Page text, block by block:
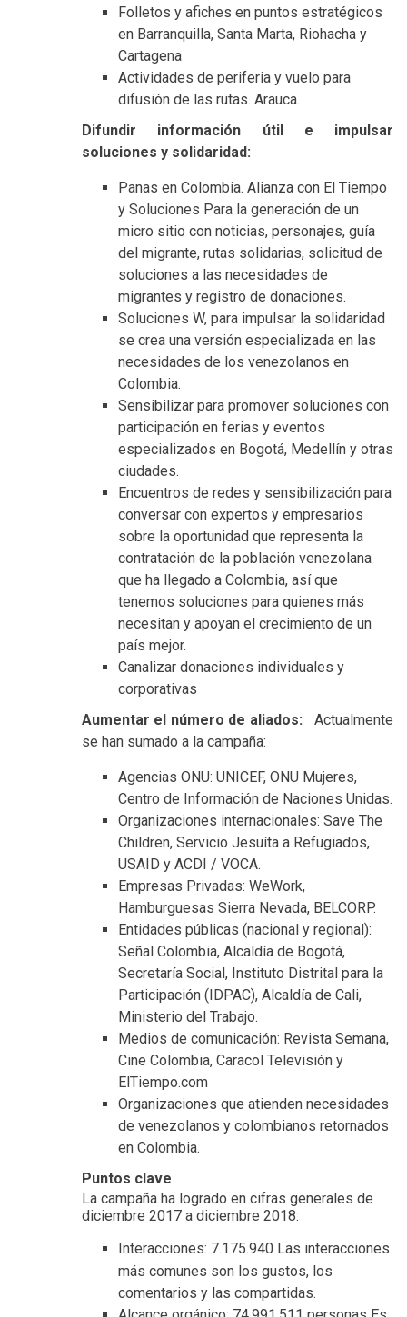
Folletos y afiches en puntos estratégicos
en Barranquilla, Santa Marta, Riohacha y
Cartagena
Actividades de periferia y vuelo para
difusión de las rutas. Arauca.
Difundir información útil e impulsar
soluciones y solidaridad:
Panas en Colombia. Alianza con El Tiempo
y Soluciones Para la generación de un
micro sitio con noticias, personajes, guía
del migrante, rutas solidarias, solicitud de
soluciones a las necesidades de
migrantes y registro de donaciones.
Soluciones W, para impulsar la solidaridad
se crea una versión especializada en las
necesidades de los venezolanos en
Colombia.
Sensibilizar para promover soluciones con
participación en ferias y eventos
especializados en Bogotá, Medellín y otras
ciudades.
Encuentros de redes y sensibilización para
conversar con expertos y empresarios
sobre la oportunidad que representa la
contratación de la población venezolana
que ha llegado a Colombia, así que
tenemos soluciones para quienes más
necesitan y apoyan el crecimiento de un
país mejor.
Canalizar donaciones individuales y
corporativas
Aumentar el número de aliados: Actualmente
se han sumado a la campaña:
Agencias ONU: UNICEF, ONU Mujeres,
Centro de Información de Naciones Unidas.
Organizaciones internacionales: Save The
Children, Servicio Jesuíta a Refugiados,
USAID y ACDI / VOCA.
Empresas Privadas: WeWork,
Hamburguesas Sierra Nevada, BELCORP.
Entidades públicas (nacional y regional):
Señal Colombia, Alcaldía de Bogotá,
Secretaría Social, Instituto Distrital para la
Participación (IDPAC), Alcaldía de Cali,
Ministerio del Trabajo.
Medios de comunicación: Revista Semana,
Cine Colombia, Caracol Televisión y
ElTiempo.com
Organizaciones que atienden necesidades
de venezolanos y colombianos retornados
en Colombia.
Puntos clave
La campaña ha logrado en cifras generales de
diciembre 2017 a diciembre 2018:
Interacciones: 7.175.940 Las interacciones
más comunes son los gustos, los
comentarios y las compartidas.